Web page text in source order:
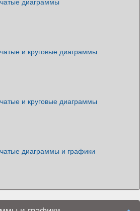
и круговые диаграммы
и круговые диаграммы
диаграммы и графики